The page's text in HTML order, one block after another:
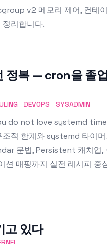
v2 메모리 제어, 컨테
정리합니다.
정복 — cron을 졸
DEVOPS SYSADMIN
do not love systemd
적 한계와 systemd 타이
문법, Persistent 캐치업,
션 매핑까지 실전 레시피 중
고 있다